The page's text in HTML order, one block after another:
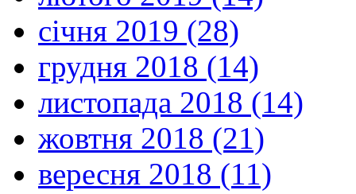
січня 2019 (28)
грудня 2018 (14)
листопада 2018 (14)
жовтня 2018 (21)
вересня 2018 (11)